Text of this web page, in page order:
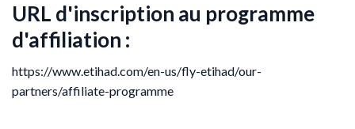
URL d'inscription au programme
d'affiliation :
https://www.etihad.com/en-us/fly-etihad/our-
partners/affiliate-programme